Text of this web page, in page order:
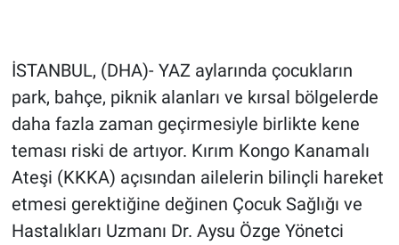
İSTANBUL, (DHA)- YAZ aylarında çocukların
park, bahçe, piknik alanları ve kırsal bölgelerde
daha fazla zaman geçirmesiyle birlikte kene
teması riski de artıyor. Kırım Kongo Kanamalı
Ateşi (KKKA) açısından ailelerin bilinçli hareket
etmesi gerektiğine değinen Çocuk Sağlığı ve
Hastalıkları Uzmanı Dr. Aysu Özge Yönetci
Gün Bitiyor
Gündem Özel
Günün görüntüsü